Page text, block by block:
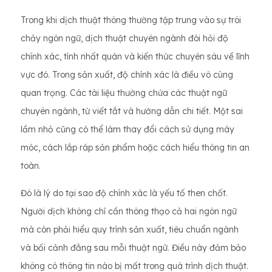
Trong khi dịch thuật thông thường tập trung vào sự trôi
chảy ngôn ngữ, dịch thuật chuyên ngành đòi hỏi độ
chính xác, tính nhất quán và kiến ​​thức chuyên sâu về lĩnh
vực đó. Trong sản xuất, độ chính xác là điều vô cùng
quan trọng. Các tài liệu thường chứa các thuật ngữ
chuyên ngành, từ viết tắt và hướng dẫn chi tiết. Một sai
lầm nhỏ cũng có thể làm thay đổi cách sử dụng máy
móc, cách lắp ráp sản phẩm hoặc cách hiểu thông tin an
toàn.
Đó là lý do tại sao độ chính xác là yếu tố then chốt.
Người dịch không chỉ cần thông thạo cả hai ngôn ngữ
mà còn phải hiểu quy trình sản xuất, tiêu chuẩn ngành
và bối cảnh đằng sau mỗi thuật ngữ. Điều này đảm bảo
không có thông tin nào bị mất trong quá trình dịch thuật.